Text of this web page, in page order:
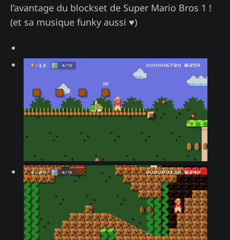
l’avantage du blockset de Super Mario Bros 1 !
(et sa musique funky aussi ♥)